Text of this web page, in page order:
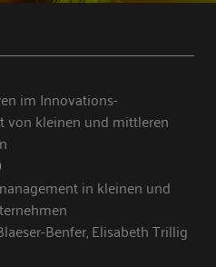
im Innovations­
von kleinen und mittleren
in kleinen und
Benfer, Elisabeth Trillig